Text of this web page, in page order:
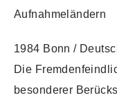
Aufnahmeländern
1984 Bonn /
Die
besonderer